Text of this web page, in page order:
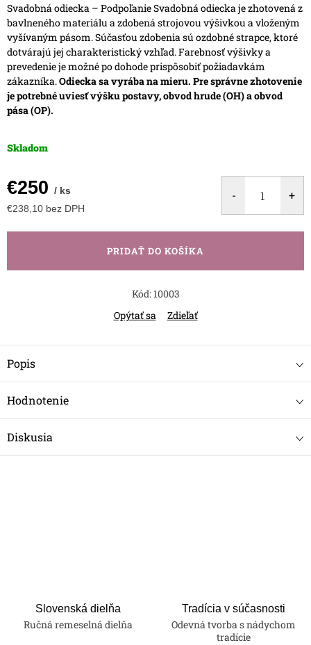
Svadobná odiecka – PodpoľanieSvadobná odiecka je zhotovená z
bavlneného materiálu a zdobená strojovou výšivkou a vloženým
vyšívaným pásom.Súčasťou zdobenia sú ozdobné strapce, ktoré
dotvárajú jej charakteristický vzhľad.Farebnosť výšivky a
prevedenie je možné po dohode prispôsobiť požiadavkám
zákazníka.Odiecka sa vyrába na mieru. Pre správne zhotovenie
je potrebné uviesť výšku postavy, obvod hrude (OH) a obvod
pása (OP).
Skladom
€250 / ks
€238,10 bez DPH
PRIDAŤ DO KOŠÍKA
Kód:10003
Opýtať sa
Zdieľať
Popis
Hodnotenie
Diskusia
Slovenská dielňa
Ručná remeselná dielňa
Tradícia v súčasnosti
Odevná tvorba s nádychom
tradície